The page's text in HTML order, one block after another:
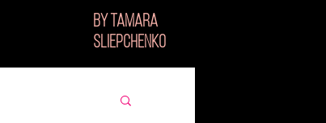
BY TAMARA
SLIEPCHENKO